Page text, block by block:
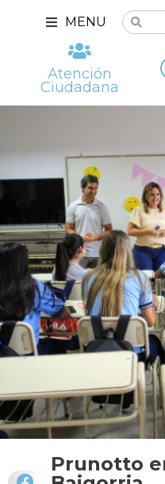
MENU
Atención
Ciudadana
Prunotto